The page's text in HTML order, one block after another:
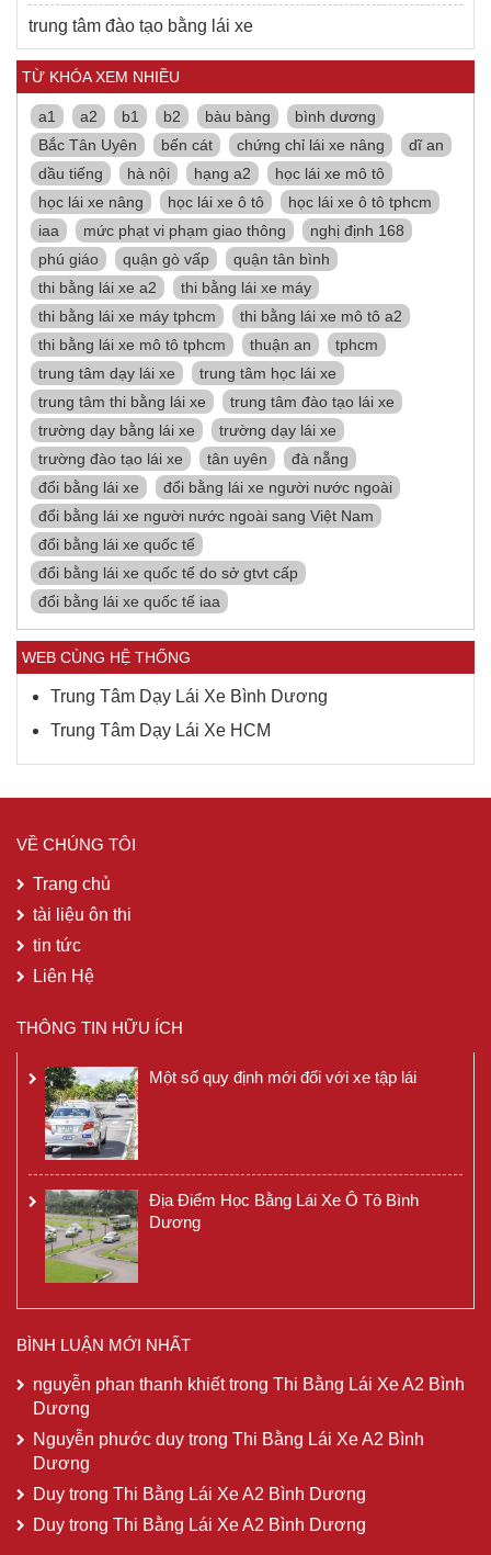
trung tâm đào tạo bằng lái xe
TỪ KHÓA XEM NHIỀU
a1 a2 b1 b2 bàu bàng
bình dương
Bắc Tân Uyên
bến cát chứng chỉ lái xe nâng
dĩ an
dầu tiếng
hà nội hạng a2
học lái xe mô tô
học lái xe nâng
học lái xe ô tô
học lái xe ô tô tphcm
iaa
mức phạt vi phạm giao thông
nghị định 168
phú giáo
quận gò vấp
quận tân bình
thi bằng lái xe a2
thi bằng lái xe máy
thi bằng lái xe máy tphcm
thi bằng lái xe mô tô a2
thi bằng lái xe mô tô tphcm
thuận an
tphcm
trung tâm dạy lái xe
trung tâm học lái xe
trung tâm thi bằng lái xe
trung tâm đào tạo lái xe
trường dạy bằng lái xe
trường dạy lái xe
trường đào tạo lái xe
tân uyên
đà nẵng
đổi bằng lái xe
đổi bằng lái xe người nước ngoài
đổi bằng lái xe người nước ngoài sang Việt Nam
đổi bằng lái xe quốc tế
đổi bằng lái xe quốc tế do sở gtvt cấp
đổi bằng lái xe quốc tế iaa
WEB CÙNG HỆ THỐNG
Trung Tâm Dạy Lái Xe Bình Dương
Trung Tâm Dạy Lái Xe HCM
VỀ CHÚNG TÔI
Trang chủ
tài liệu ôn thi
tin tức
Liên Hệ
THÔNG TIN HỮU ÍCH
Một số quy định mới đối với xe tập lái
Địa Điểm Học Bằng Lái Xe Ô Tô Bình
Dương
BÌNH LUẬN MỚI NHẤT
nguyễn phan thanh khiếttrong Thi Bằng Lái Xe A2 Bình
Dương
Nguyễn phước duy trong Thi Bằng Lái Xe A2 Bình
Dương
Duy trong Thi Bằng Lái Xe A2 Bình Dương
Duy trong Thi Bằng Lái Xe A2 Bình Dương